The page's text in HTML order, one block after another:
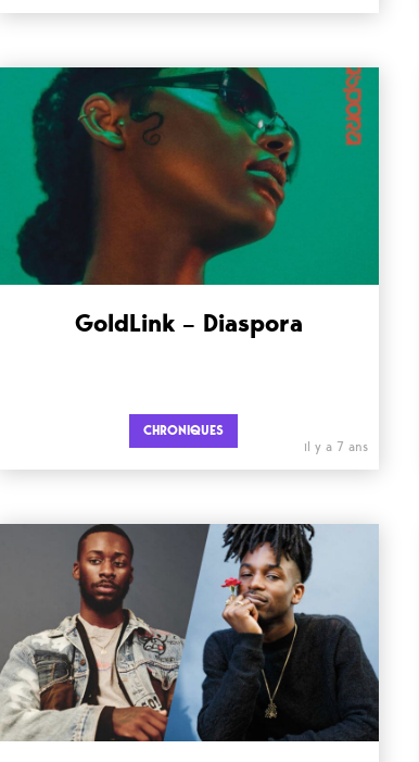
GoldLink – Diaspora
CHRONIQUES
il y a 7 ans